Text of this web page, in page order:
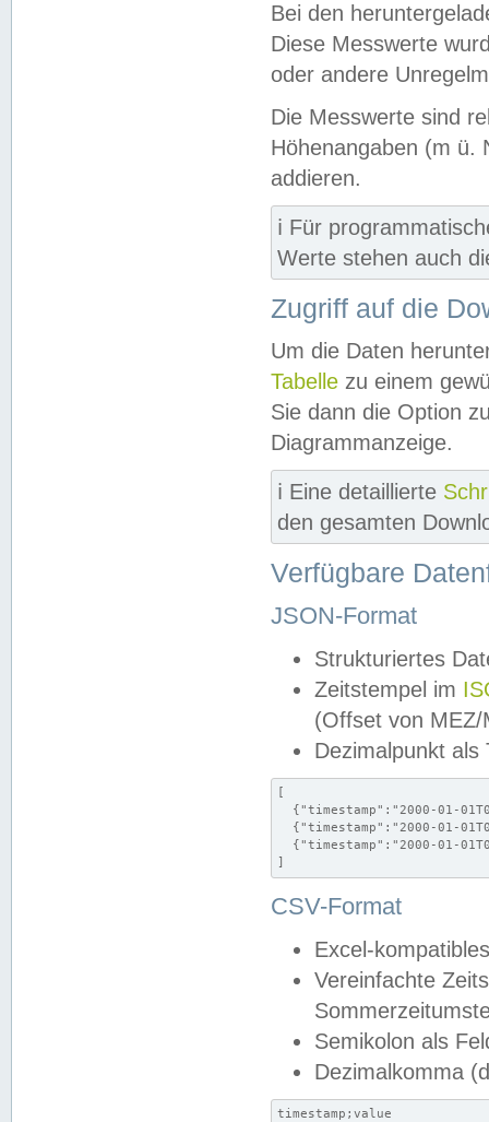
Bei den
Diese Messwerte
oder andere
Die Messwerte sind
Höhenangaben (m ü.
addieren.
ℹ️ Für
Werte stehen auch
Zugriff auf die
Um die Daten
Tabelle zu einem
Sie dann die Option
Diagrammanzeige.
ℹ️ Eine detaillierte
den gesamten
Verfügbare
JSON-Format
Strukturiertes
Zeitstempel im
(Offset von MEZ/
Dezimalpunkt als
[
{"timestamp":"2000-01-
{"timestamp":"2000-01-
{"timestamp":"2000-01-
]
CSV-Format
Excel-
Vereinfachte
Semikolon als
Dezimalkomma
timestamp;value